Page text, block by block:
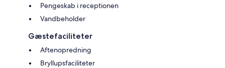
Pengeskab i receptionen
Vandbeholder
Gæstefaciliteter
Aftenopredning
Bryllupsfaciliteter